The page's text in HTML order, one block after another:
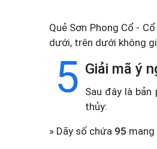
Quẻ Sơn Phong Cổ -
dưới, trên dưới không
5 Giải mã ý
Sau đây là
thủy:
» Dãy số chứa 95 mang